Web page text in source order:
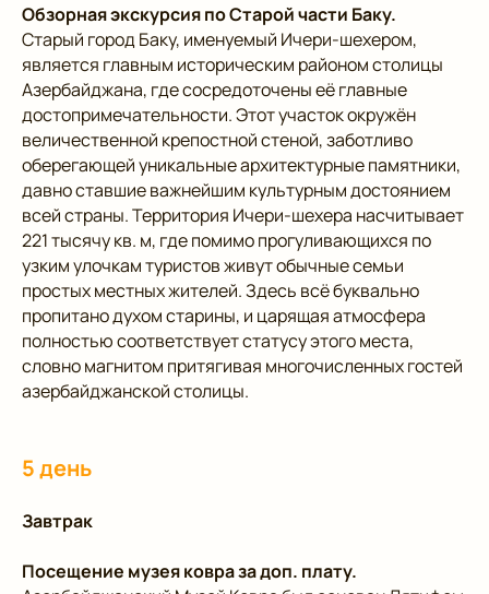
Обзорная экскурсия по Старой части Баку.
Старый город Баку, именуемый Ичери-шехером,
является главным историческим районом столицы
Азербайджана, где сосредоточены её главные
достопримечательности. Этот участок окружён
величественной крепостной стеной, заботливо
оберегающей уникальные архитектурные памятники,
давно ставшие важнейшим культурным достоянием
всей страны. Территория Ичери-шехера насчитывает
221 тысячу кв. м, где помимо прогуливающихся по
узким улочкам туристов живут обычные семьи
простых местных жителей. Здесь всё буквально
пропитано духом старины, и царящая атмосфера
полностью соответствует статусу этого места,
словно магнитом притягивая многочисленных гостей
азербайджанской столицы.
5 день
Завтрак
Посещение музея ковра за доп. плату.